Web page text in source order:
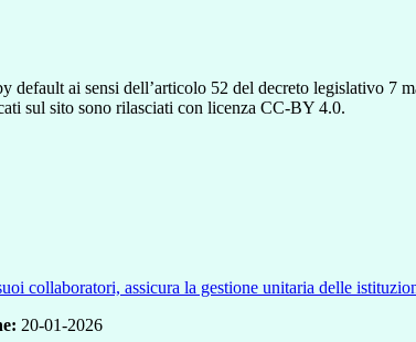
default ai sensi dell’articolo 52 del decreto legislativo
sul sito sono rilasciati con licenza CC-BY 4.0.
collaboratori, assicura la gestione unitaria delle
20-01-2026